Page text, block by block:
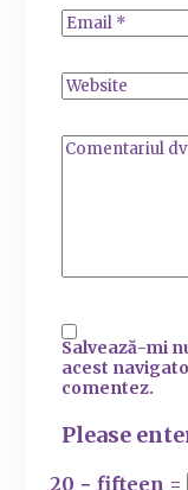
Salvează-mi
acest
comentez.
Please
20 − fifteen =